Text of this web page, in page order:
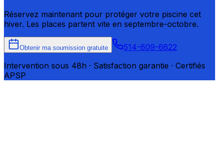
Réservez maintenant pour protéger votre piscine cet
hiver. Les places partent vite en septembre-octobre.
Obtenir ma soumission gratuite
514-609-6622
Intervention sous 48h · Satisfaction garantie · Certifiés
APSP